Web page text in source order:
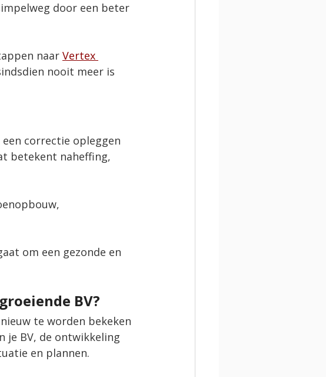
door een beter
naar Vertex
nooit meer is
correctie opleggen
betekent naheffing,
om een gezonde en
BV?
te worden bekeken
je BV, de ontwikkeling
en plannen.